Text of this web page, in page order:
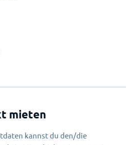
mieten
kannst du den/die